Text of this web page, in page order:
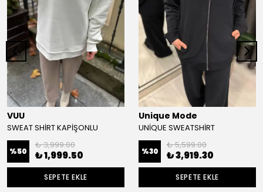
VUU
SWEAT SHİRT KAPİŞONLU
%50
₺ 3,999.00
₺ 1,999.50
SEPETE EKLE
Unique Mode
UNİQUE SWEATSHİRT
%30
₺ 5,599.00
₺ 3,919.30
SEPETE EKLE